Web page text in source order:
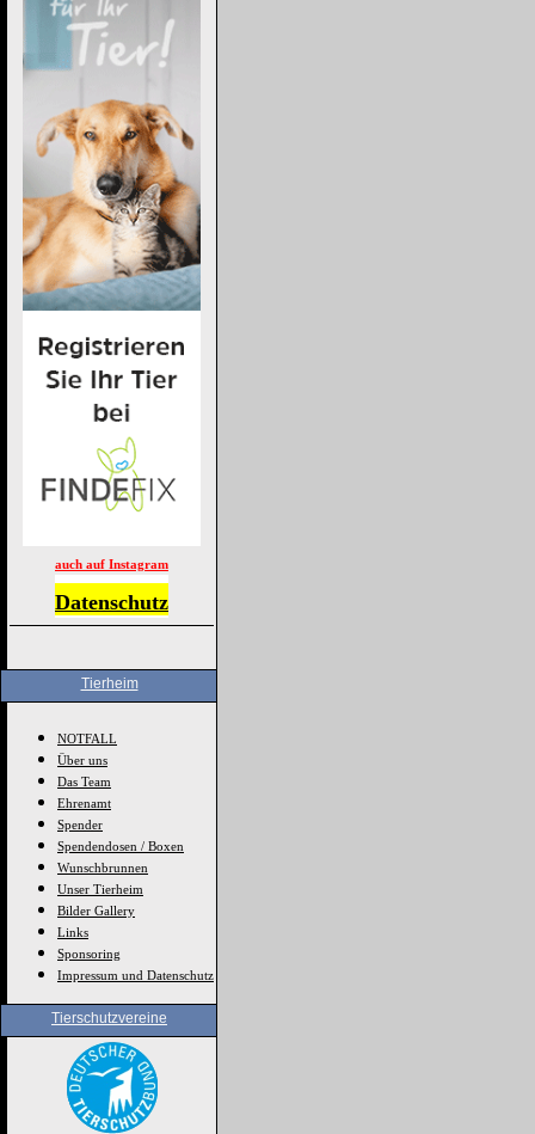
auch auf Instagram
Datenschutz
Tierheim
NOTFALL
Über uns
Das Team
Ehrenamt
Spender
Spendendosen / Boxen
Wunschbrunnen
Unser Tierheim
Bilder Gallery
Links
Sponsoring
Impressum und Datenschutz
Tierschutzvereine